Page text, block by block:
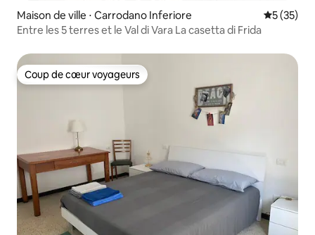
Maison de ville ⋅ Carrodano Inferiore
5 (35)
Entre les 5 terres et le Val di Vara La casetta di Frida
Coup de cœur voyageurs
Coup de cœur voyageurs